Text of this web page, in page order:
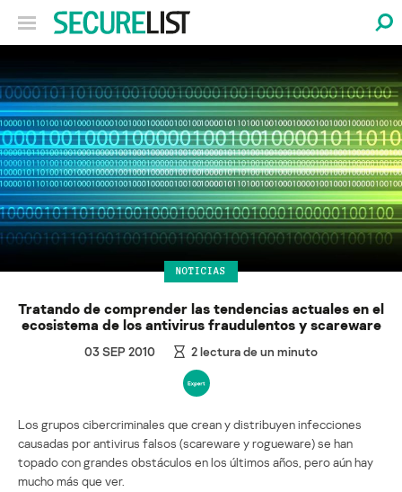
NOTICIAS
Tratando de comprender las tendencias actuales en el
ecosistema de los antivirus fraudulentos y scareware
03 SEP 2010 2lectura de un minuto
Los grupos cibercriminales que crean y distribuyen infecciones
causadas por antivirus falsos (scareware y rogueware) se han
topado con grandes obstáculos en los últimos años, pero aún hay
mucho más que ver.